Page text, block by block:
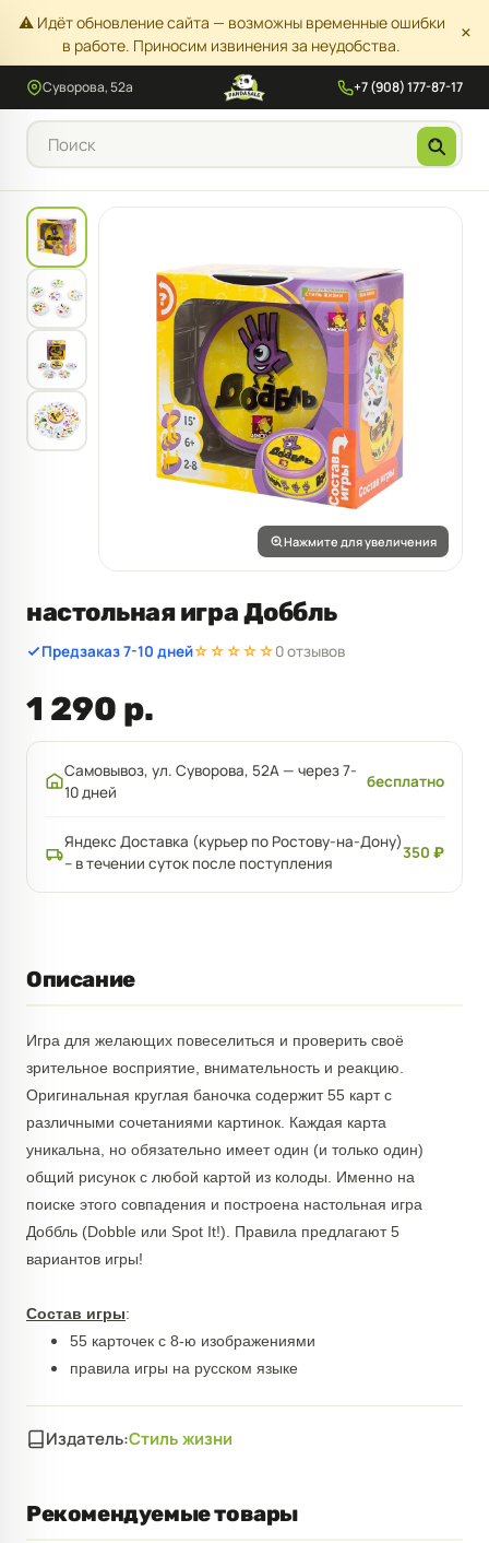
⚠️ Идёт обновление сайта — возможны временные ошибки
в работе. Приносим извинения за неудобства.
×
Суворова, 52а +7 (908) 177-87-17
Нажмите для увеличения
настольная игра Доббль
Предзаказ 7-10 дней☆☆☆☆☆0 отзывов
1 290 р.
Самовывоз, ул. Суворова, 52А — через 7-
10 дней
бесплатно
Яндекс Доставка (курьер по Ростову-на-Дону)
– в течении суток после поступления
350 ₽
Описание
Игра для желающих повеселиться и проверить своё
зрительное восприятие, внимательность и реакцию.
Оригинальная круглая баночка содержит 55 карт с
различными сочетаниями картинок. Каждая карта
уникальна, но обязательно имеет один (и только один)
общий рисунок с любой картой из колоды. Именно на
поиске этого совпадения и построена настольная игра
Доббль (Dobble или Spot It!). Правила предлагают 5
вариантов игры!
Состав игры:
55 карточек с 8-ю изображениями
правила игры на русском языке
Издатель:Стиль жизни
Рекомендуемые товары